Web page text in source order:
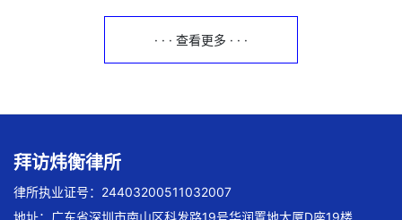
· · · 查看更多 · · ·
拜访炜衡律所
律所执业证号：24403200511032007
地址：广东省深圳市南山区科发路19号华润置地大厦D座19楼